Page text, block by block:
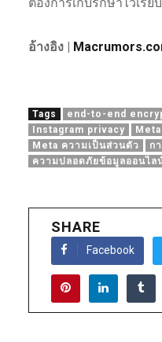
อ้างอิง |
Tags end-to-end
Instagram privacy
Meta ความเป็นส่วนตัว
ก
ความปลอดภัยข้อมูลออนไล
SHARE
Facebook